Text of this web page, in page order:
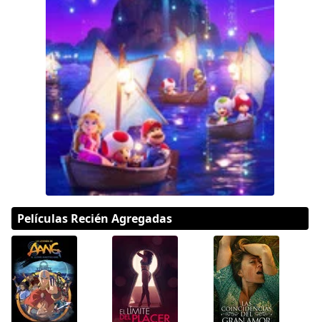
Peacock
Películas Recién Agregadas